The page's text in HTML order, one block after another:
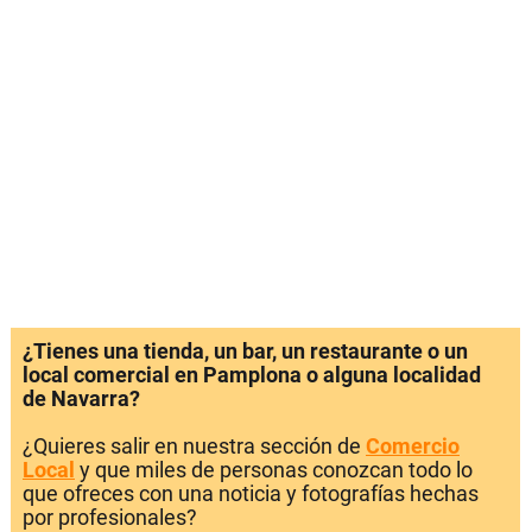
¿Tienes una tienda, un bar, un restaurante o un
local comercial en Pamplona o alguna localidad
de Navarra?
¿Quieres salir en nuestra sección de Comercio
Local y que miles de personas conozcan todo lo
que ofreces con una noticia y fotografías hechas
por profesionales?